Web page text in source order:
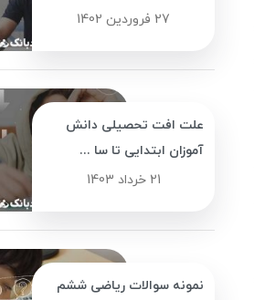
27 فروردین 1402
علت افت تحصیلی دانش
آموزان ابتدایی تا سا ...
21 خرداد 1403
نمونه سوالات ریاضی ششم